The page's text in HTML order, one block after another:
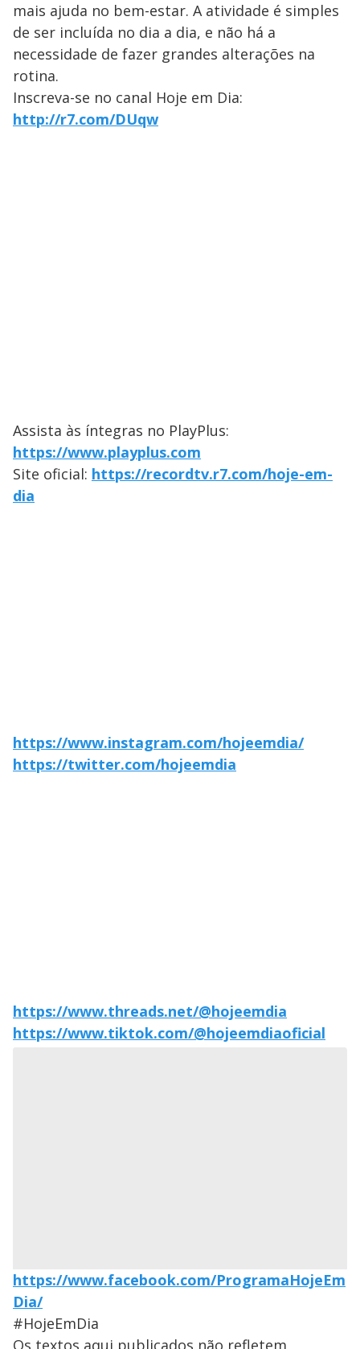
mais ajuda no bem-estar. A atividade é simples
de ser incluída no dia a dia, e não há a
necessidade de fazer grandes alterações na
rotina.
Inscreva-se no canal Hoje em Dia:
http://r7.com/DUqw
Assista às íntegras no PlayPlus:
https://www.playplus.com
Site oficial: https://recordtv.r7.com/hoje-em-
dia
https://www.instagram.com/hojeemdia/
https://twitter.com/hojeemdia
https://www.threads.net/@hojeemdia
https://www.tiktok.com/@hojeemdiaoficial
https://www.facebook.com/ProgramaHojeEm
Dia/
#HojeEmDia
Os textos aqui publicados não refletem